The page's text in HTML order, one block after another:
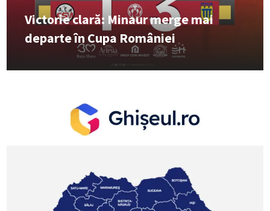
Victorie clară: Minaur merge mai
departe în Cupa României